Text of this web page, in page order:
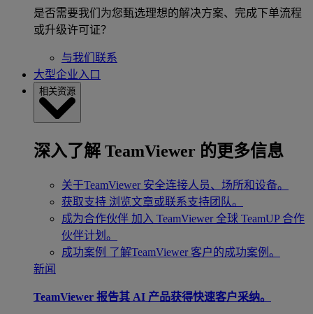
是否需要我们为您甄选理想的解决方案、完成下单流程
或升级许可证？
与我们联系
大型企业入口
相关资源
深入了解 TeamViewer 的更多信息
关于TeamViewer 安全连接人员、场所和设备。
获取支持 浏览文章或联系支持团队。
成为合作伙伴 加入 TeamViewer 全球 TeamUP 合作
伙伴计划。
成功案例 了解TeamViewer 客户的成功案例。
新闻
TeamViewer 报告其 AI 产品获得快速客户采纳。